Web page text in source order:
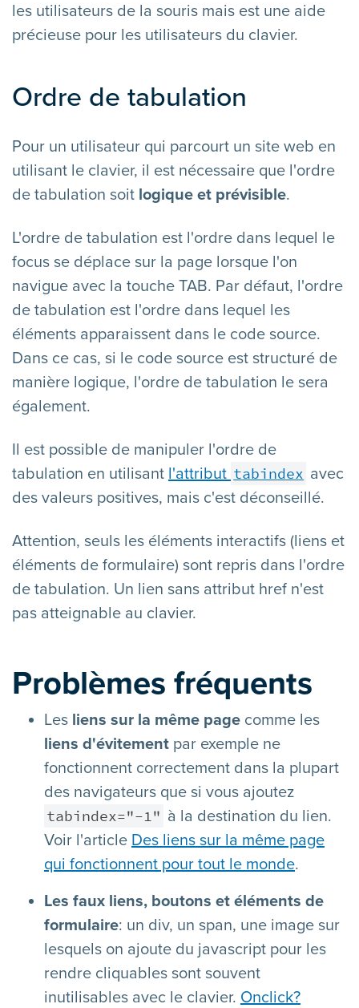
les utilisateurs de la souris mais est une aide
précieuse pour les utilisateurs du clavier.
Ordre de tabulation
Pour un utilisateur qui parcourt un site web en
utilisant le clavier, il est nécessaire que l'ordre
de tabulation soit logique et prévisible.
L'ordre de tabulation est l'ordre dans lequel le
focus se déplace sur la page lorsque l'on
navigue avec la touche TAB. Par défaut, l'ordre
de tabulation est l'ordre dans lequel les
éléments apparaissent dans le code source.
Dans ce cas, si le code source est structuré de
manière logique, l'ordre de tabulation le sera
également.
Il est possible de manipuler l'ordre de
tabulation en utilisant l'attribut tabindex avec
des valeurs positives, mais c'est déconseillé.
Attention, seuls les éléments interactifs (liens et
éléments de formulaire) sont repris dans l'ordre
de tabulation. Un lien sans attribut href n'est
pas atteignable au clavier.
Problèmes fréquents
Les liens sur la même page comme les
liens d'évitement par exemple ne
fonctionnent correctement dans la plupart
des navigateurs que si vous ajoutez
tabindex="-1" à la destination du lien.
Voir l'article Des liens sur la même page
qui fonctionnent pour tout le monde.
Les faux liens, boutons et éléments de
formulaire: un div, un span, une image sur
lesquels on ajoute du javascript pour les
rendre cliquables sont souvent
inutilisables avec le clavier. Onclick?